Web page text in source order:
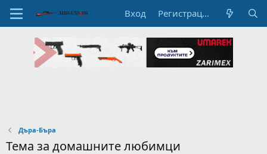
Вход Регистрация
Дъра-Бъра
Тема за домашните любимци